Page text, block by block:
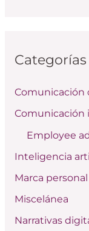
a
p
o
:
Categorías
Comunicación
Comunicación
Employee
Inteligencia
Marca personal
Miscelánea
Narrativas